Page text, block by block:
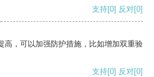
支持[0] 反对[0]
高，可以加强防护措施，比如增加双重验
支持[0] 反对[0]